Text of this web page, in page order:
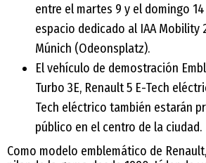
entre el martes 9 y el domingo
espacio dedicado al IAA Mobility
Múnich (Odeonsplatz).
El vehículo de demostración
Turbo 3E, Renault 5 E-Tech
Tech eléctrico también estarán
público en el centro de la ciudad.
Como modelo emblemático de